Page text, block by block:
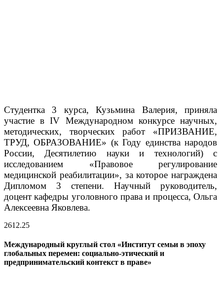
Студентка 3 курса, Кузьмина Валерия, приняла
участие в IV Международном конкурсе научных,
методических, творческих работ «ПРИЗВАНИЕ,
ТРУД, ОБРАЗОВАНИЕ» (к Году единства народов
России, Десятилетию науки и технологий) с
исследованием «Правовое регулирование
медицинской реабилитации», за которое награждена​
Дипломом 3 степени. Научный руководитель,
доцент кафедры уголовного права и процесса, Ольга
Алексеевна Яковлева.
2612.25
Международный круглый стол «Институт семьи в эпоху
глобальных перемен: социально-этический и
предпринимательский контекст в праве»